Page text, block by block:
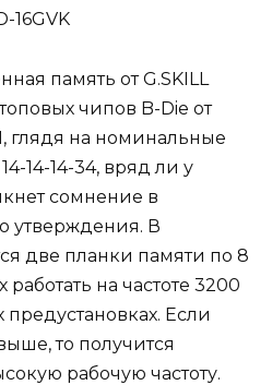
память от G.SKILL
чипов B-Die от
глядя на номинальные
14-14-34, вряд ли у
сомнение в
утверждения. В
две планки памяти по 8
на частоте 3200
Если
то получится
рабочую частоту.